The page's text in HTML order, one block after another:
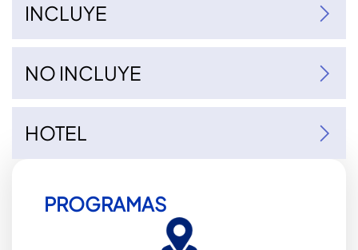
INCLUYE
NO INCLUYE
HOTEL
PROGRAMAS